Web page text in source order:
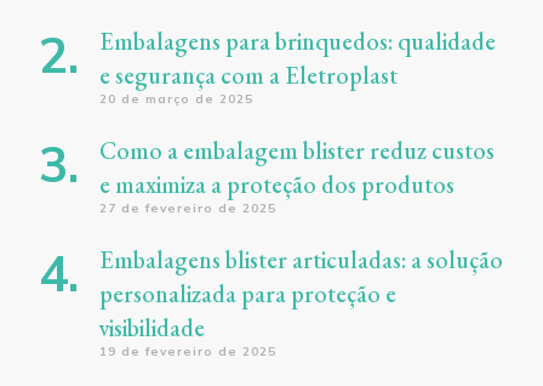
Embalagens para brinquedos: qualidade
e segurança com a Eletroplast
20 de março de 2025
Como a embalagem blister reduz custos
e maximiza a proteção dos produtos
27 de fevereiro de 2025
Embalagens blister articuladas: a solução
personalizada para proteção e
visibilidade
19 de fevereiro de 2025